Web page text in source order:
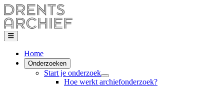
Home
Onderzoeken
Start je onderzoek
Hoe werkt archiefonderzoek?